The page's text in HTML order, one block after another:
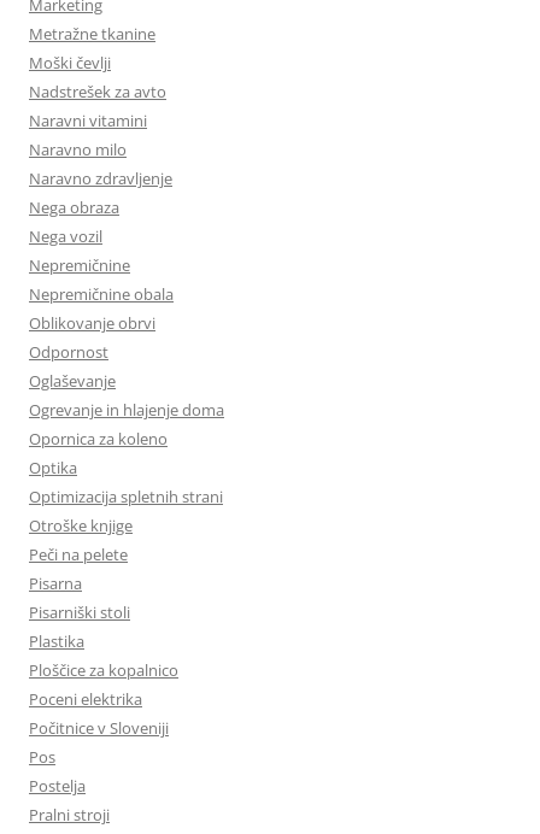
Metražne tkanine
Moški čevlji
Nadstrešek za avto
Naravni vitamini
Naravno milo
Naravno zdravljenje
Nega obraza
Nega vozil
Nepremičnine
Nepremičnine obala
Oblikovanje obrvi
Odpornost
Oglaševanje
Ogrevanje in hlajenje doma
Opornica za koleno
Optika
Optimizacija spletnih strani
Otroške knjige
Peči na pelete
Pisarna
Pisarniški stoli
Plastika
Ploščice za kopalnico
Poceni elektrika
Počitnice v Sloveniji
Pos
Postelja
Pralni stroji